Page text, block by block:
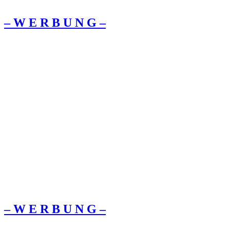
– W Ε R Β U Ν G –
– W Ε R Β U Ν G –